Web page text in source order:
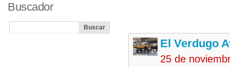
El Verdugo
25 de
Buscador